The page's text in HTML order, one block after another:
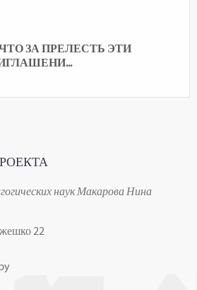
ЗА ПРЕЛЕСТЬ ЭТИ
наук Макарова Нина
22